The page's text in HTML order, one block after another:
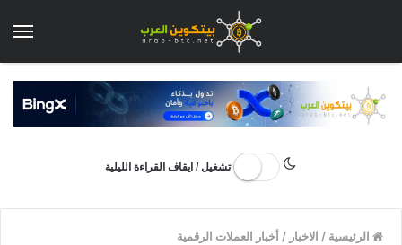
تشغيل / ايقاف القراءة الليلية
الرئيسية / الاخبار /أخبار العملات الرقمية